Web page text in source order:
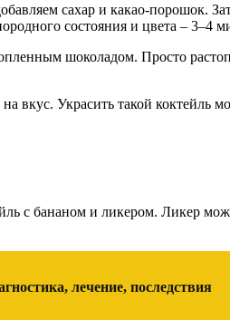
сахар и какао-порошок.
состояния и цвета – 3–4
шоколадом. Просто
вкус. Украсить такой
с бананом и ликером. Ликер
лечение, последствия